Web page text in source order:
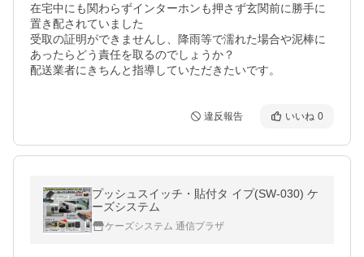
在宅中にも関わらずインターホンも押さず玄関前に勝手に
置き配されていました
受取の証明ができませんし、降雨等で濡れた場合や泥棒に
あったらどう責任を取るのでしょうか？
配送業者にきちんと指導していただきたいです。
違反報告 いいね 0
プッシュスイッチ・貼付タ イプ(SW-030) ケ
ーズシステム
ケーズシステム 通信プラザ